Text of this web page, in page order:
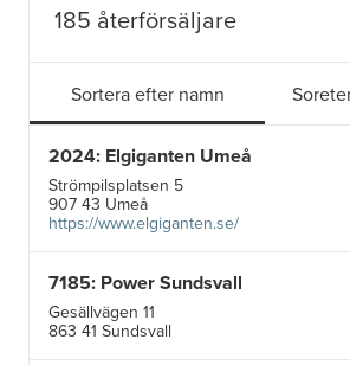
185 återförsäljare
Sortera efter namn
2024: Elgiganten Umeå
Strömpilsplatsen 5
907 43 Umeå
https://www.elgiganten.se/
7185: Power Sundsvall
Gesällvägen 11
863 41 Sundsvall